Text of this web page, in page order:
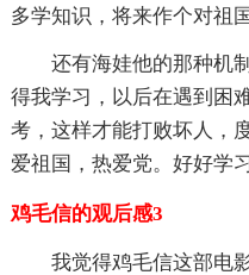
多学知识，将来作个对祖
还有海娃他的那种机
得我学习，以后在遇到困
考，这样才能打败坏人，
爱祖国，热爱党。好好学
鸡毛信的观后感3
我觉得鸡毛信这部电